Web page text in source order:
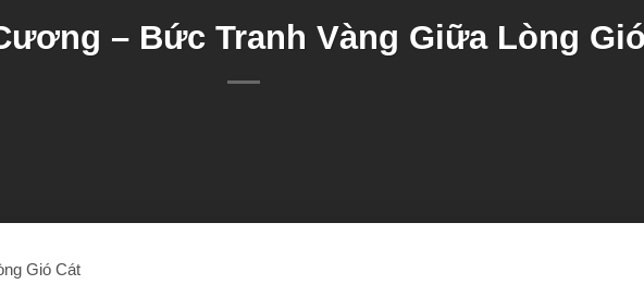
– Bức Tranh Vàng Giữa Lòng
Gió Cát